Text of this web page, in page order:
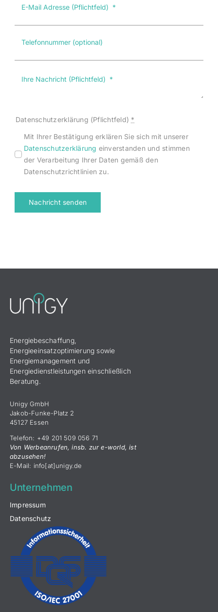
Datenschutzerklärung (Pflichtfeld) *
Mit Ihrer Bestätigung erklären Sie sich mit unserer
Datenschutzerklärung einverstanden und stimmen
der Verarbeitung Ihrer Daten gemäß den
Datenschutzrichtlinien zu.
Nachricht senden
Energiebeschaffung,
Energieeinsatzoptimierung sowie
Energiemanagement und
Energiedienstleistungen einschließlich
Beratung.
Unigy GmbH
Jakob-Funke-Platz 2
45127 Essen
Telefon: +49 201 509 056 71
Von Werbeanrufen, insb. zur e-world, ist
abzusehen!
E-Mail: info[at]unigy.de
Unternehmen
Impressum
Datenschutz